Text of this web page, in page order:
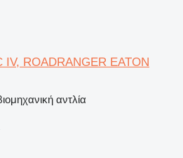
IV, ROADRANGER EATON
αντλία